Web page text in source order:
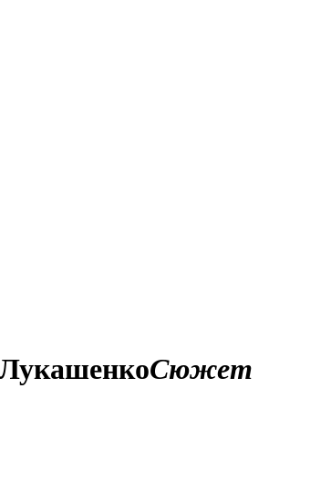
Сюжет